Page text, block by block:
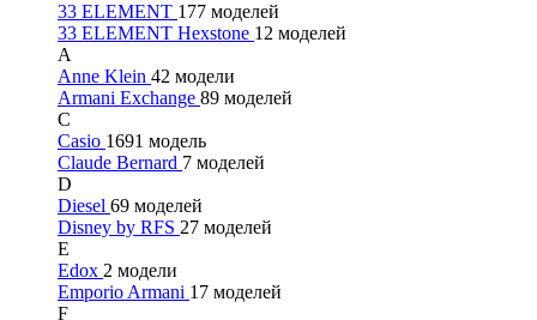
33 ELEMENT 177 моделей
33 ELEMENT Hexstone 12 моделей
A
Anne Klein 42 модели
Armani Exchange 89 моделей
C
Casio 1691 модель
Claude Bernard 7 моделей
D
Diesel 69 моделей
Disney by RFS 27 моделей
E
Edox 2 модели
Emporio Armani 17 моделей
F